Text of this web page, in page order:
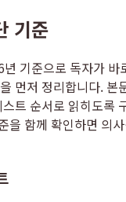
기준
기준으로 독자가 바
먼저 정리합니다. 본
트 순서로 읽히도록
을 함께 확인하면 의